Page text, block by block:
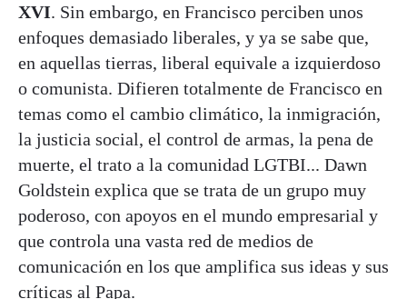
XVI. Sin embargo, en Francisco perciben unos
enfoques demasiado liberales, y ya se sabe que,
en aquellas tierras, liberal equivale a izquierdoso
o comunista. Difieren totalmente de Francisco en
temas como el cambio climático, la inmigración,
la justicia social, el control de armas, la pena de
muerte, el trato a la comunidad LGTBI... Dawn
Goldstein explica que se trata de un grupo muy
poderoso, con apoyos en el mundo empresarial y
que controla una vasta red de medios de
comunicación en los que amplifica sus ideas y sus
críticas al Papa.